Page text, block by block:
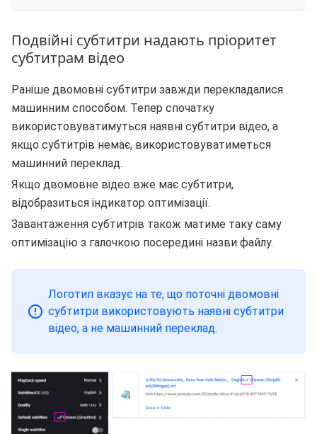
Подвійні субтитри надають пріоритет
субтитрам відео
Раніше двомовні субтитри завжди перекладалися
машинним способом. Тепер спочатку
використовуватимуться наявні субтитри відео, а
якщо субтитрів немає, використовуватиметься
машинний переклад.
Якщо двомовне відео вже має субтитри,
відобразиться індикатор оптимізації.
Завантаження субтитрів також матиме таку саму
оптимізацію з галочкою посередині назви файлу.
Логотип вказує на те, що поточні двомовні
субтитри використовують наявні субтитри
відео, а не машинний переклад.